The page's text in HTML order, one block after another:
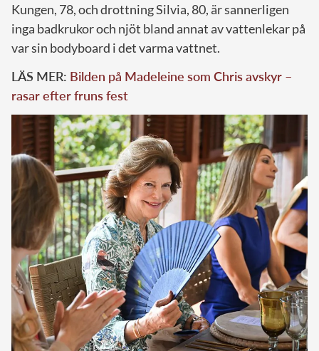
Kungen, 78, och drottning Silvia, 80, är sannerligen
inga badkrukor och njöt bland annat av vattenlekar på
var sin bodyboard i det varma vattnet.
LÄS MER: Bilden på Madeleine som Chris avskyr –
rasar efter fruns fest